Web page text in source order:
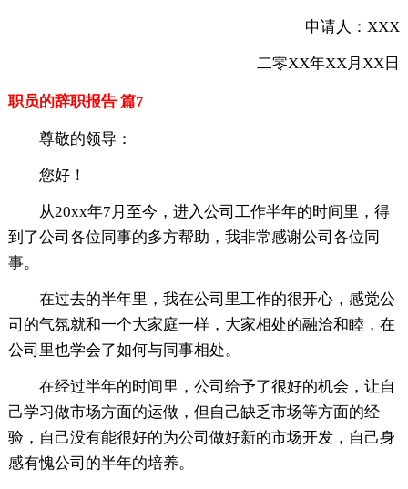
申请人：XXX
二零XX年XX月XX日
职员的辞职报告 篇7
尊敬的领导：
您好！
从20xx年7月至今，进入公司工作半年的时间里，得
到了公司各位同事的多方帮助，我非常感谢公司各位同
事。
在过去的半年里，我在公司里工作的很开心，感觉公
司的气氛就和一个大家庭一样，大家相处的融洽和睦，在
公司里也学会了如何与同事相处。
在经过半年的时间里，公司给予了很好的机会，让自
己学习做市场方面的运做，但自己缺乏市场等方面的经
验，自己没有能很好的为公司做好新的市场开发，自己身
感有愧公司的半年的培养。